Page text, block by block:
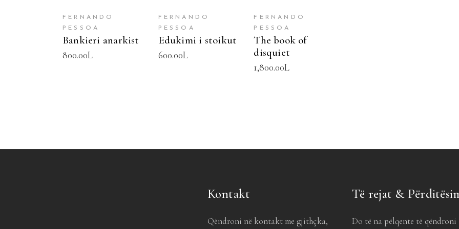
FERNANDO
PESSOA
Bankieri anarkist
800.00L
FERNANDO
PESSOA
Edukimi i stoikut
600.00L
FERNANDO
PESSOA
The book of
disquiet
1,800.00L
Kontakt
Qëndroni në kontakt me gjithçka,
Të rejat &
Do të na pëlqente të qëndroni